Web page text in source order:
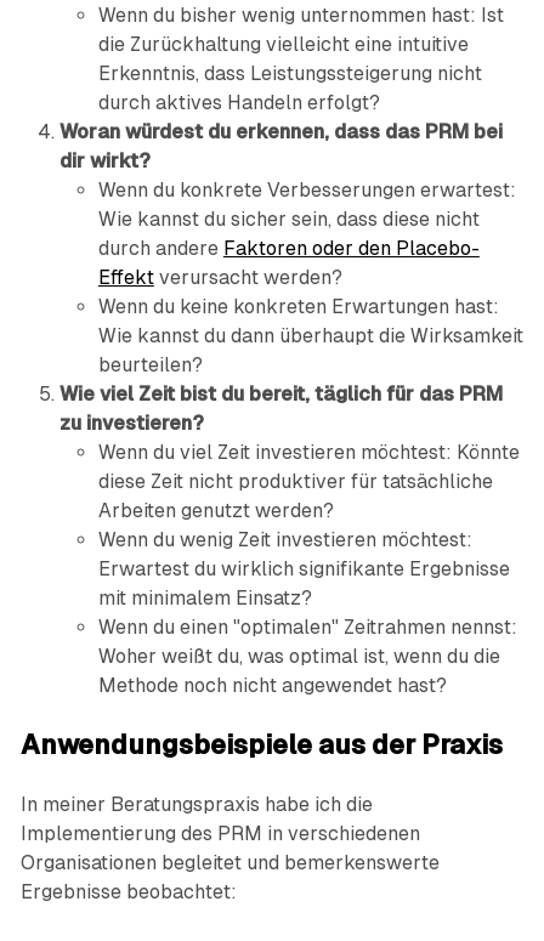
Wenn du bisher wenig unternommen hast: Ist
die Zurückhaltung vielleicht eine intuitive
Erkenntnis, dass Leistungssteigerung nicht
durch aktives Handeln erfolgt?
Woran würdest du erkennen, dass das PRM bei
dir wirkt?
Wenn du konkrete Verbesserungen erwartest:
Wie kannst du sicher sein, dass diese nicht
durch andere Faktoren oder den Placebo-
Effektverursacht werden?
Wenn du keine konkreten Erwartungen hast:
Wie kannst du dann überhaupt die Wirksamkeit
beurteilen?
Wie viel Zeit bist du bereit, täglich für das PRM
zu investieren?
Wenn du viel Zeit investieren möchtest: Könnte
diese Zeit nicht produktiver für tatsächliche
Arbeiten genutzt werden?
Wenn du wenig Zeit investieren möchtest:
Erwartest du wirklich signifikante Ergebnisse
mit minimalem Einsatz?
Wenn du einen "optimalen" Zeitrahmen nennst:
Woher weißt du, was optimal ist, wenn du die
Methode noch nicht angewendet hast?
Anwendungsbeispiele aus der Praxis
In meiner Beratungspraxis habe ich die
Implementierung des PRM in verschiedenen
Organisationen begleitet und bemerkenswerte
Ergebnisse beobachtet: